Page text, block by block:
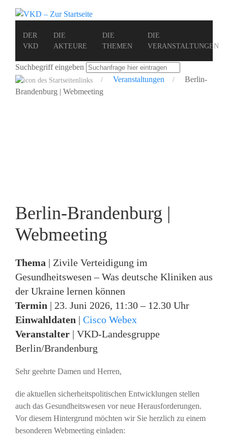
DER
VKD
DIE
AKTEURE
DIE
THEMEN
DIE
VERANSTALTUNGEN
Suchbegriff eingeben
Veranstaltungen
Berlin-
Brandenburg | Webmeeting
Berlin-Brandenburg |
Webmeeting
Thema | Zivile Verteidigung im
Gesundheitswesen – Was deutsche Kliniken aus
der Ukraine lernen können
Termin | 23. Juni 2026, 11:30 – 12.30 Uhr
Einwahldaten | Cisco Webex
Veranstalter | VKD-Landesgruppe
Berlin/Brandenburg
Sehr geehrte Damen und Herren,
die aktuellen sicherheitspolitischen Entwicklungen stellen
auch das Gesundheitswesen vor neue Herausforderungen.
Vor diesem Hintergrund möchten wir Sie herzlich zu einem
besonderen Webmeeting einladen: